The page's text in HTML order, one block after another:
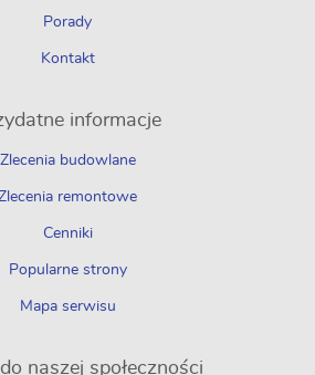
Porady
Kontakt
informacje
Zlecenia budowlane
remontowe
Cenniki
Popularne strony
Mapa serwisu
naszej społeczności